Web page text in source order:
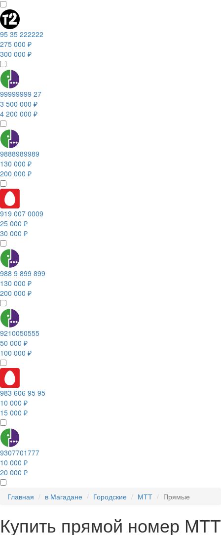
95 35 222222
275 000 ₽
300 000 ₽
99999999 27
3 500 000 ₽
4 200 000 ₽
9888989989
130 000 ₽
200 000 ₽
919 007 0009
25 000 ₽
30 000 ₽
988 9 899 899
130 000 ₽
200 000 ₽
9210050555
50 000 ₽
100 000 ₽
983 606 95 95
10 000 ₽
15 000 ₽
9307701777
10 000 ₽
20 000 ₽
Главная в Магадане Городские МТТ Прямые
Купить прямой номер МТТ